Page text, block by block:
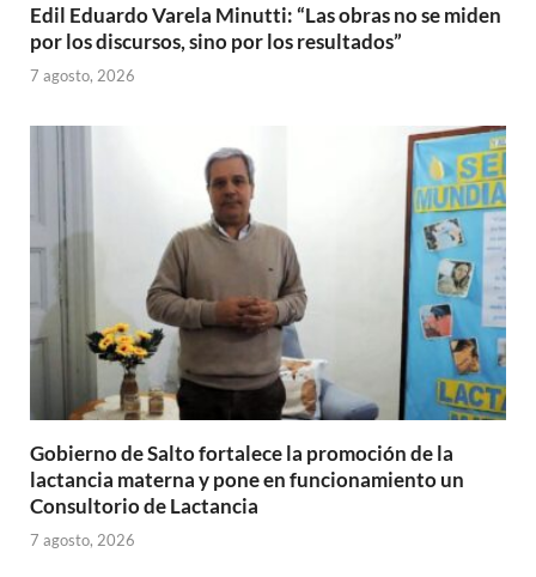
Edil Eduardo Varela Minutti: “Las obras no se miden
por los discursos, sino por los resultados”
7 agosto, 2026
Gobierno de Salto fortalece la promoción de la
lactancia materna y pone en funcionamiento un
Consultorio de Lactancia
7 agosto, 2026